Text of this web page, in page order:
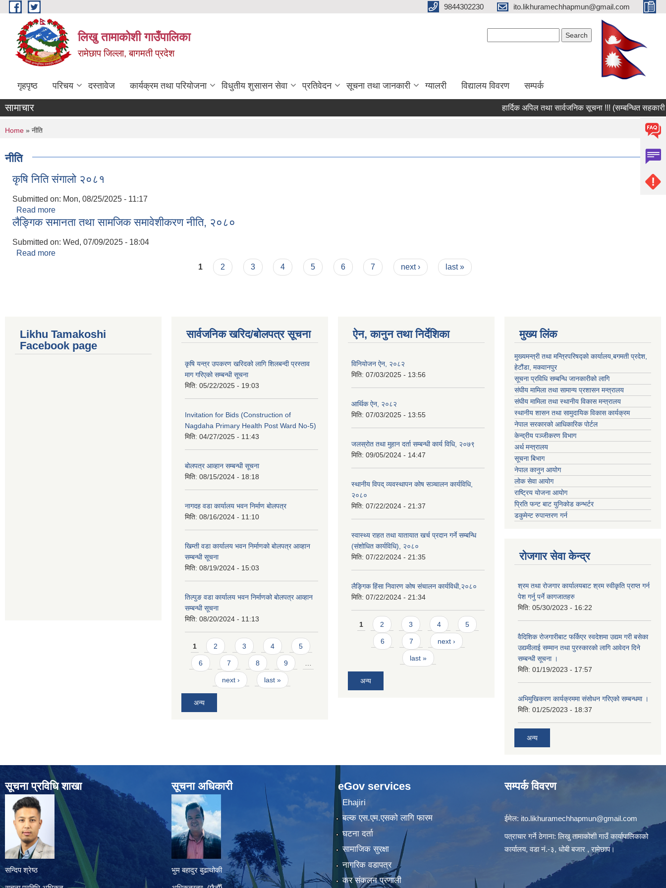
Skip to main content 9844302230 ito.likhuramechhapmun@gmail.com
लिखु तामाकोशी गाउँपालिका
रामेछाप जिल्ला, बागमती प्रदेश
गृहपृष्ठ परिचय दस्तावेज कार्यक्रम तथा परियोजना विधुतीय शुसासन सेवा प्रतिवेदन सूचना तथा जानकारी ग्यालरी विद्यालय विवरण सम्पर्क
सामाचार हार्दिक अपिल तथा सार्वजनिक सूचना !!! (सम्बन्धित सहकारी
You are here
Home » नीति
नीति
कृषि निति संगालो २०८१
Submitted on: Mon, 08/25/2025 - 11:17
Read more
लैङ्गिक समानता तथा सामजिक समावेशीकरण नीति, २०८०
Submitted on: Wed, 07/09/2025 - 18:04
Read more
1 2 3 4 5 6 7 next › last »
Likhu Tamakoshi
Facebook page
सार्वजनिक खरिद/बोलपत्र सूचना
कृषि यन्त्र उपकरण खरिदको लागि शिलबन्दी प्रस्ताव
माग गरिएको सम्बन्धी सूचना
मिति: 05/22/2025 - 19:03
Invitation for Bids (Construction of
Nagdaha Primary Health Post Ward No-5)
मिति: 04/27/2025 - 11:43
बोलपत्र आव्हान सम्बन्धी सूचना
मिति: 08/15/2024 - 18:18
नागदह वडा कार्यालय भवन निर्माण बोलपत्र
मिति: 08/16/2024 - 11:10
खिम्ती वडा कार्यालय भवन निर्माणको बोलपत्र आव्हान
सम्बन्धी सूचना
मिति: 08/19/2024 - 15:03
तिल्पुङ वडा कार्यालय भवन निर्माणको बोलपत्र आव्हान
सम्बन्धी सूचना
मिति: 08/20/2024 - 11:13
Pages
1 2 3 4 5
6 7 8 9
next › last »
अन्य
ऐन, कानुन तथा निर्देशिका
विनियोजन ऐन, २०८२
मिति: 07/03/2025 - 13:56
आर्थिक ऐन, २०८२
मिति: 07/03/2025 - 13:55
जलस्रोत तथा मुहान दर्ता सम्बन्धी कार्य विधि, २०७९
मिति: 09/05/2024 - 14:47
स्थानीय विपद् व्यवस्थापन कोष सञ्चालन कार्यविधि,
२०८०
मिति: 07/22/2024 - 21:37
स्वास्थ्य राहत तथा यातायात खर्च प्रदान गर्ने सम्बन्धि
(संशोधित कार्यविधि), २०८०
मिति: 07/22/2024 - 21:35
लैङ्गिक हिंसा निवारण कोष संचालन कार्यविधी,२०८०
मिति: 07/22/2024 - 21:34
Pages
1 2 3 4 5
6 7 next ›
last »
अन्य
मुख्य लिंक
मुख्यमन्त्री तथा मन्त्रिपरिषद्को कार्यालय,बगमती प्रदेश,
हेटौंडा, मकवानपुर
सूचना प्रविधि सम्बन्धि जानकारीको लागि
संघीय मामिला तथा सामान्य प्रशासन मन्त्रालय
संघीय मामिला तथा स्थानीय विकास मन्त्रालय
स्थानीय शासन तथा सामुदायिक विकास कार्यक्रम
नेपाल सरकारको आधिकारिक पोर्टल
केन्द्रीय पञ्जीकरण विभाग
अर्थ मन्त्रालय
सूचना बिभाग
नेपाल कानुन आयोग
लोक सेवा आयोग
राष्ट्रिय योजना आयोग
प्रिति फन्ट बाट युनिकोड कन्भर्टर
डकुमेन्ट रुपान्तरण गर्न
रोजगार सेवा केन्द्र
श्रम तथा रोजगार कार्यालयबाट श्रम स्वीकृति प्राप्त गर्न
पेश गर्नु पर्ने कागजातहरु
मिति: 05/30/2023 - 16:22
वैदिशिक रोजगारीबाट फर्किएर स्वदेशमा उद्यम गरी बसेका
उद्यमीलाई सम्मान तथा पुरस्कारको लागि आवेदन दिने
सम्बन्धी सूचना ।
मिति: 01/19/2023 - 17:57
अभिमुखिकरण कार्यक्रममा संसोधन गरिएको सम्बन्धमा ।
मिति: 01/25/2023 - 18:37
अन्य
सूचना प्रविधि शाखा
सन्दिप श्रेष्ठ
सूचना अधिकारी
भुम बहादुर बुढाथोकी
eGov services
Ehajiri
बल्क एस.एम.एसको लागि फारम
घटना दर्ता
सामाजिक सुरक्षा
नागरिक वडापत्र
कर संकलन प्रणाली
सम्पर्क विवरण
ईमेल: ito.likhuramechhapmun@gmail.com
पत्राचार गर्ने ठेगाना: लिखु तामाकोशी गाउँ कार्यापालिकाको
कार्यालय, वडा नं.-३, धोबी बजार , रामेछाप।